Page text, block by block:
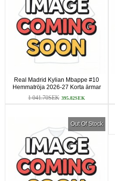
Real Madrid Kylian Mbappe #10
Hemmatröja 2026-27 Korta ärmar
1 041.70SEK 395.82SEK
Out Of Stock